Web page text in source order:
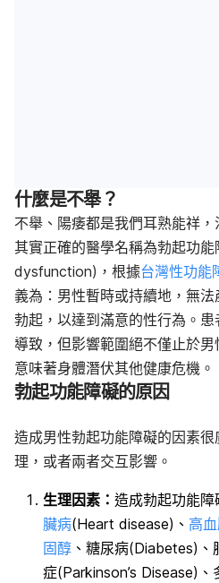
什麼是不舉？
不舉、陽痿都是我們耳熟能祥，
其實正確的醫學名稱為勃起功
dysfunction)，根據台灣性功能
義為：男性暫時或持續地，無
勃起，以達到滿意的性行為。
導致，但影響範圍絕不僅止於
意味著身體潛伏其他健康危機。
勃起功能障礙的原因
造成男性勃起功能障礙的因素
理，或者兩者交互影響。
生理因素： 造成勃起功能
臟病(Heart disease)、 高
固醇 、糖尿病(Diabetes)
症(Parkinson’s Disease)